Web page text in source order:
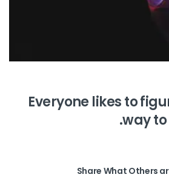
Everyone likes to
way
Share What Others